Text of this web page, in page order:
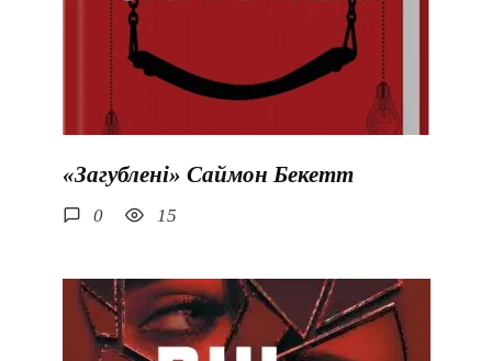
«Загублені» Саймон Бекетт
0 15